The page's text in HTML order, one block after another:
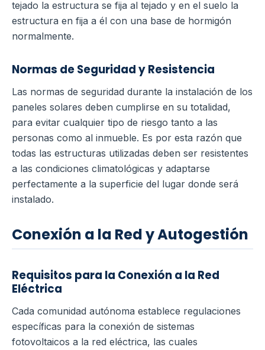
tejado la estructura se fija al tejado y en el suelo la
estructura en fija a él con una base de hormigón
normalmente.
Normas de Seguridad y Resistencia
Las normas de seguridad durante la instalación de los
paneles solares deben cumplirse en su totalidad,
para evitar cualquier tipo de riesgo tanto a las
personas como al inmueble. Es por esta razón que
todas las estructuras utilizadas deben ser resistentes
a las condiciones climatológicas y adaptarse
perfectamente a la superficie del lugar donde será
instalado.
Conexión a la Red y Autogestión
Requisitos para la Conexión a la Red
Eléctrica
Cada comunidad autónoma establece regulaciones
específicas para la conexión de sistemas
fotovoltaicos a la red eléctrica, las cuales